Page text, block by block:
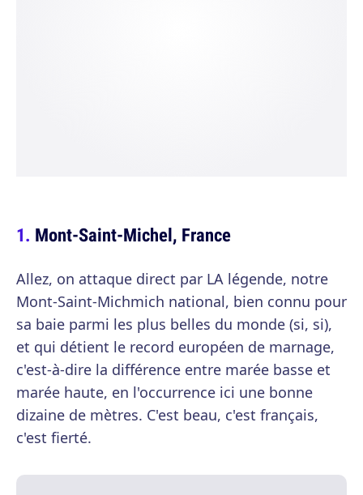
Mont-Saint-Michel, France
Allez, on attaque direct par LA légende, notre
Mont-Saint-Michmich national, bien connu pour
sa baie parmi les plus belles du monde (si, si),
et qui détient le record européen de marnage,
c'est-à-dire la différence entre marée basse et
marée haute, en l'occurrence ici une bonne
dizaine de mètres. C'est beau, c'est français,
c'est fierté.